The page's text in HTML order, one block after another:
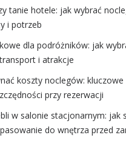
tanie hotele: jak wybrać
i potrzeb
dla podróżników: jak
i atrakcje
koszty noclegów: kluczowe
przy rezerwacji
w salonie stacjonarnym: jak
do wnętrza przed